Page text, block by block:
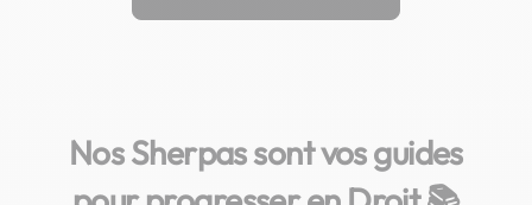
Nos Sherpas sont vos guides